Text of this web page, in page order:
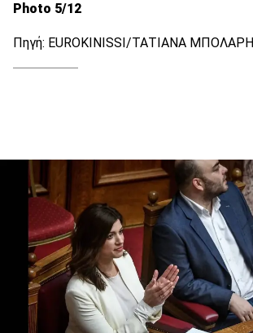
Photo 5/12
Πηγή: EUROKINISSI/ΤΑΤΙΑΝΑ ΜΠΟΛΑΡΗ